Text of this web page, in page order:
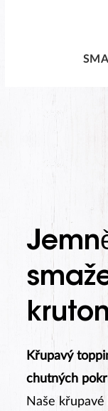
Křupavý
chutných
Naše